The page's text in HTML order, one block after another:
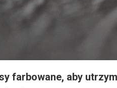
farbowane, aby